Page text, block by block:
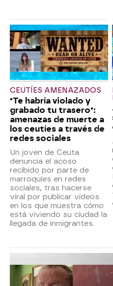
CEUTÍES AMENAZADOS
"Te habría violado y
grabado tu trasero":
amenazas de muerte a
los ceutíes a través de
redes sociales
Un joven de Ceuta
denuncia el acoso
recibido por parte de
marroquíes en redes
sociales, tras hacerse
viral por publicar vídeos
en los que muestra cómo
está viviendo su ciudad la
llegada de inmigrantes.